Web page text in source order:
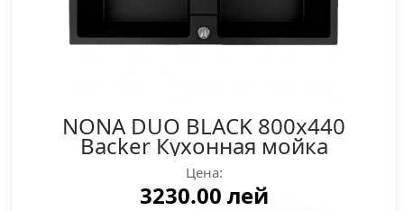
NONA DUO BLACK 800x440
Backer Кухонная мойка
Цена:
3230.00 лей